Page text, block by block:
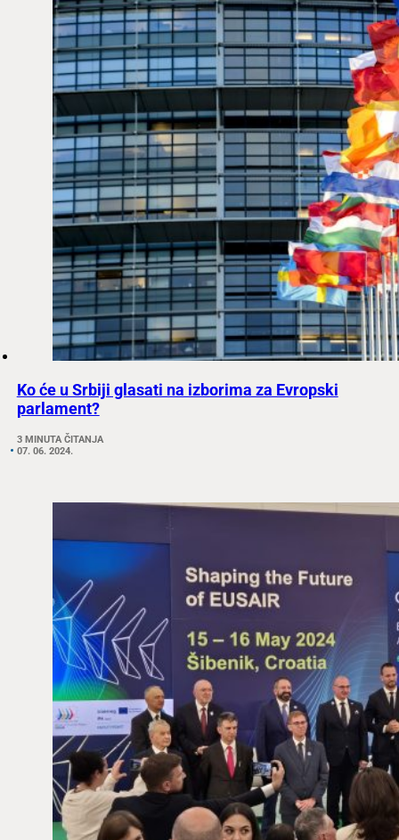
Ko će u Srbiji glasati na izborima za Evropski
parlament?
3 MINUTA ČITANJA
07. 06. 2024.